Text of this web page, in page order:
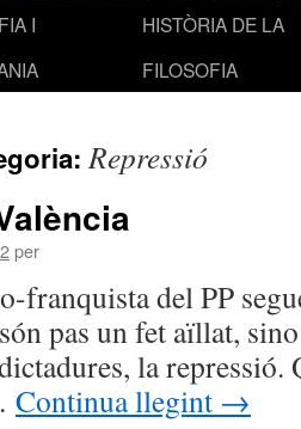
I
HISTÒRIA DE LA
FILOSOFIA
Repressió
per
franquista del PP
pas un fet aïllat,
la repressió.
Continua llegint →